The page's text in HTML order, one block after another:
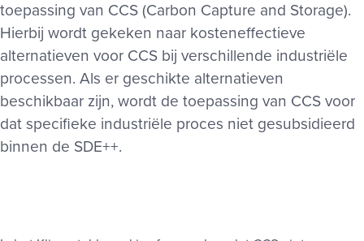
toepassing van CCS (Carbon Capture and Storage).
Hierbij wordt gekeken naar kosteneffectieve
alternatieven voor CCS bij verschillende industriële
processen. Als er geschikte alternatieven
beschikbaar zijn, wordt de toepassing van CCS voor
dat specifieke industriële proces niet gesubsidieerd
binnen de SDE++.